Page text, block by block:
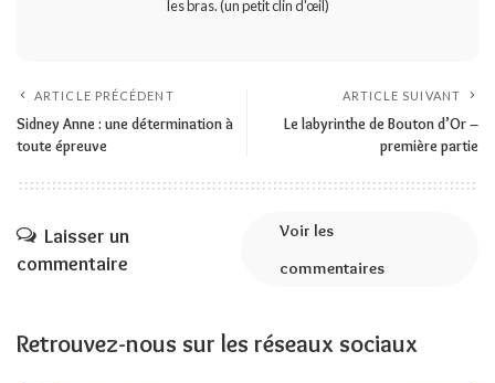
les bras. (un petit clin d'œil)
ARTICLE PRÉCÉDENT
Sidney Anne : une détermination à
toute épreuve
ARTICLE SUIVANT
Le labyrinthe de Bouton d’Or –
première partie
Laisser un
commentaire
Voir les
commentaires
Retrouvez-nous sur les réseaux sociaux